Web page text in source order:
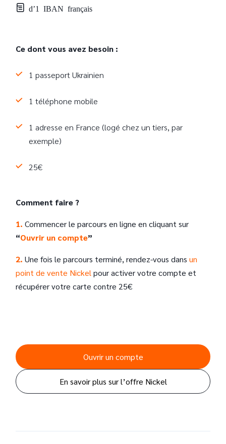
d’1 IBAN français
Ce dont vous avez besoin :
1 passeport Ukrainien
1 téléphone mobile
1 adresse en France (logé chez un tiers, par
exemple)
25€
Comment faire ?
1. Commencer le parcours en ligne en cliquant sur
“Ouvrir un compte”
2. Une fois le parcours terminé, rendez-vous dans un
point de vente Nickel pour activer votre compte et
récupérer votre carte contre 25€
Ouvrir un compte
En savoir plus sur l’offre Nickel